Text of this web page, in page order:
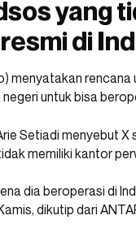
yang
di
menyatakan rencana
untuk bisa
Setiadi menyebut
memiliki kantor
dia beroperasi di
dikutip dari